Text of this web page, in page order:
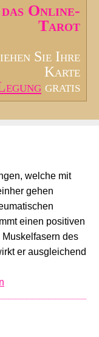
Online-
Tarot
Sie Ihre
Karte
gratis
welche mit
gehen
einen positiven
des
er ausgleichend